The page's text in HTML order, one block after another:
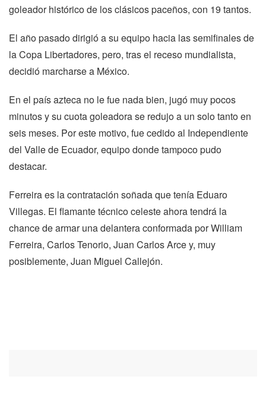
goleador histórico de los clásicos paceños, con 19 tantos.
El año pasado dirigió a su equipo hacia las semifinales de
la Copa Libertadores, pero, tras el receso mundialista,
decidió marcharse a México.
En el país azteca no le fue nada bien, jugó muy pocos
minutos y su cuota goleadora se redujo a un solo tanto en
seis meses. Por este motivo, fue cedido al Independiente
del Valle de Ecuador, equipo donde tampoco pudo
destacar.
Ferreira es la contratación soñada que tenía Eduaro
Villegas. El flamante técnico celeste ahora tendrá la
chance de armar una delantera conformada por William
Ferreira, Carlos Tenorio, Juan Carlos Arce y, muy
posiblemente, Juan Miguel Callejón.